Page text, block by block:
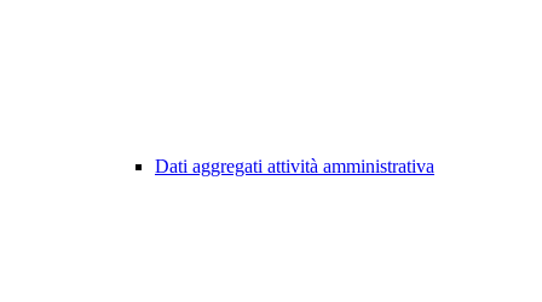
Dati aggregati attività amministrativa